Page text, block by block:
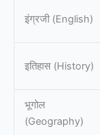
इंग्रजी (English)
इतिहास (History)
भूगोल
(Geography)